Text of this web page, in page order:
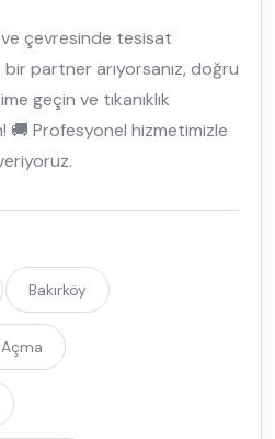
ve çevresinde tesisat
bir partner arıyorsanız, doğru
geçin ve tıkanıklık
🚚 Profesyonel hizmetimizle
Bakırköy